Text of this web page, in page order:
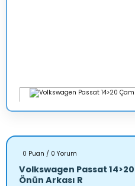
0 Puan / 0 Yorum
Volkswagen Passat
Önün Arkası R